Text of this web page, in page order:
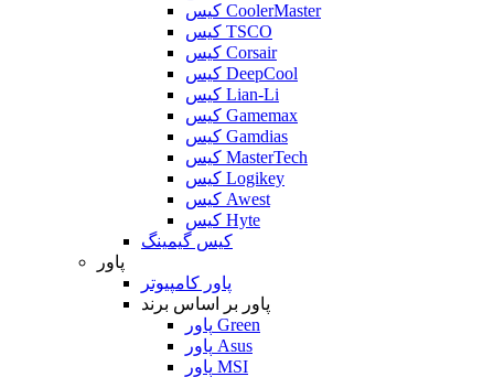
کیس CoolerMaster
کیس TSCO
کیس Corsair
کیس DeepCool
کیس Lian-Li
کیس Gamemax
کیس Gamdias
کیس MasterTech
کیس Logikey
کیس Awest
کیس Hyte
کیس گیمینگ
پاور
پاور کامپیوتر
پاور بر اساس برند
پاور Green
پاور Asus
پاور MSI